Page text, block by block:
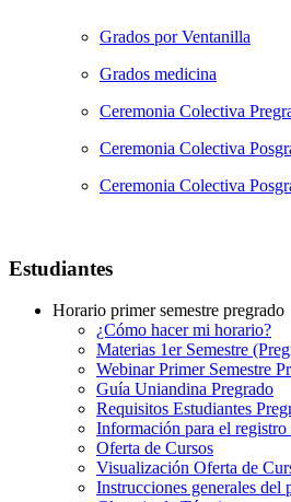
Grados por Ventanilla
Grados medicina
Ceremonia Colectiva
Ceremonia Colectiva
Ceremonia Colectiva
Estudiantes
Horario primer semestre pregrado
¿Cómo hacer mi horario?
Materias 1er Semestre
Webinar Primer Semestre
Guía Uniandina Pregrado
Requisitos Estudiantes
Información para el
Oferta de Cursos
Visualización Oferta de
Instrucciones generales del